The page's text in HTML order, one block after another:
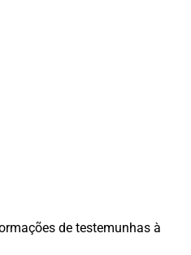
de testemunhas à